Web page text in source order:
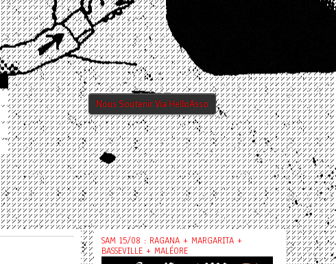
Nous Soutenir Via HelloAsso
SAM 15/08 : RAGANA + MARGARITA +
BASSEVILLE + MALÉORE